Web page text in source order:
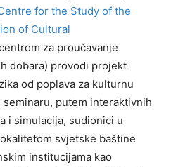
for the Study of the
of Cultural
za proučavanje
dobara) provodi projekt
od poplava za kulturnu
seminaru, putem interaktivnih
i simulacija, sudionici u
svjetske baštine
institucijama kao